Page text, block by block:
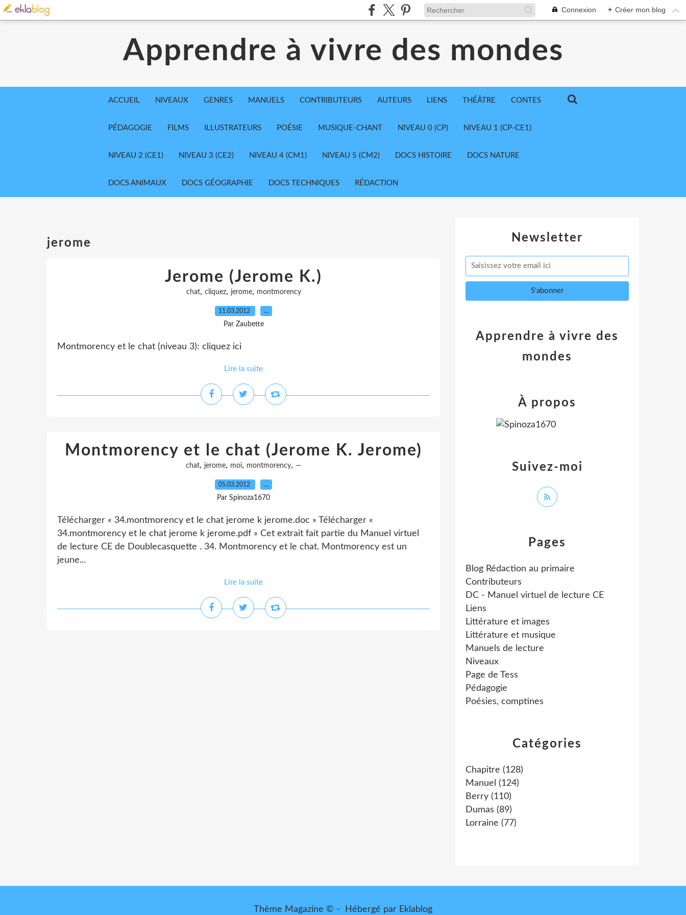
Connexion + Créer mon blog
Apprendre à vivre des mondes
ACCUEIL NIVEAUX GENRES MANUELS CONTRIBUTEURS AUTEURS LIENS THÉÂTRE CONTES
PÉDAGOGIE FILMS ILLUSTRATEURS POÉSIE MUSIQUE-CHANT NIVEAU 0 (CP) NIVEAU 1 (CP-CE1)
NIVEAU 2 (CE1) NIVEAU 3 (CE2) NIVEAU 4 (CM1) NIVEAU 5 (CM2) DOCS HISTOIRE DOCS NATURE
DOCS ANIMAUX DOCS GÉOGRAPHIE DOCS TECHNIQUES RÉDACTION
jerome
Jerome (Jerome K.)
chat, cliquez, jerome, montmorency
11.03.2012 …
Par Zaubette
Montmorency et le chat (niveau 3): cliquez ici
Lire la suite
Montmorency et le chat (Jerome K. Jerome)
chat, jerome, moi, montmorency, —
05.03.2012 …
Par Spinoza1670
Télécharger « 34.montmorency et le chat jerome k jerome.doc » Télécharger «
34.montmorency et le chat jerome k jerome.pdf » Cet extrait fait partie du Manuel virtuel
de lecture CE de Doublecasquette . 34. Montmorency et le chat. Montmorency est un
jeune...
Lire la suite
Newsletter
Catégories
Chapitre (128)
Manuel (124)
Berry (110)
Dumas (89)
Lorraine (77)
Pages
Blog Rédaction au primaire
Contributeurs
DC - Manuel virtuel de lecture CE
Liens
Littérature et images
Littérature et musique
Manuels de lecture
Niveaux
Page de Tess
Pédagogie
Poésies, comptines
Apprendre à vivre des
mondes
Suivez-moi
À propos
Thème Magazine © - Hébergé par Eklablog